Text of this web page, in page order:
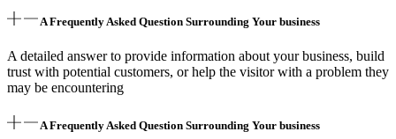
A Frequently Asked Question Surrounding Your business
A detailed answer to provide information about your business, build
trust with potential customers, or help the visitor with a problem they
may be encountering
A Frequently Asked Question Surrounding Your business